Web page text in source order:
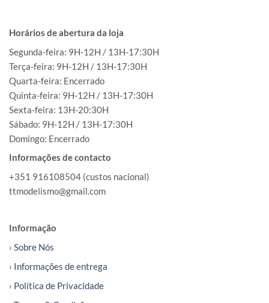
Horários de abertura da loja
Segunda-feira: 9H-12H / 13H-17:30H
Terça-feira: 9H-12H / 13H-17:30H
Quarta-feira: Encerrado
Quinta-feira: 9H-12H / 13H-17:30H
Sexta-feira: 13H-20:30H
Sábado: 9H-12H / 13H-17:30H
Domingo: Encerrado
Informações de contacto
+351 916108504 (custos nacional)
ttmodelismo@gmail.com
Informação
› Sobre Nós
› Informações de entrega
› Política de Privacidade